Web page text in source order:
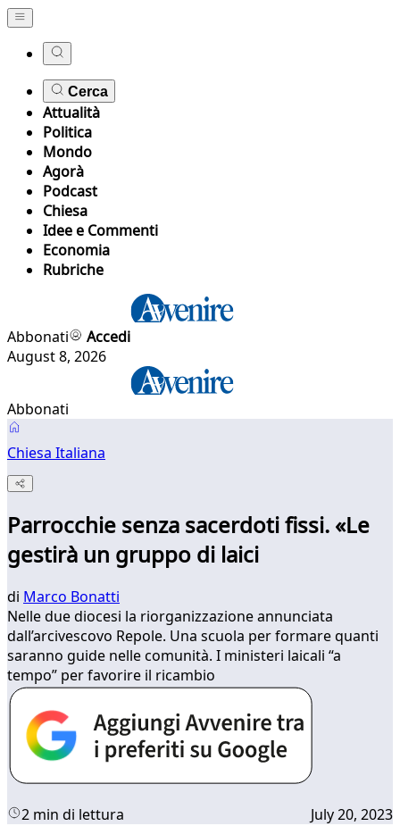
Cerca
Attualità
Politica
Mondo
Agorà
Podcast
Chiesa
Idee e Commenti
Economia
Rubriche
Abbonati
Accedi
August 8, 2026
Abbonati
Chiesa Italiana
Parrocchie senza sacerdoti fissi. «Le
gestirà un gruppo di laici
di Marco Bonatti
Nelle due diocesi la riorganizzazione annunciata
dall’arcivescovo Repole. Una scuola per formare quanti
saranno guide nelle comunità. I ministeri laicali “a
tempo” per favorire il ricambio
2 min di lettura July 20, 2023